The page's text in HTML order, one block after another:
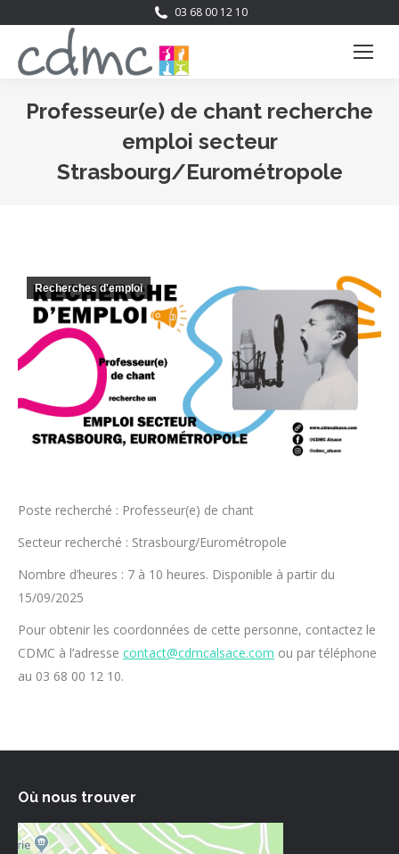
03 68 00 12 10
Professeur(e) de chant recherche
emploi secteur
Strasbourg/Eurométropole
Recherches d'emploi
Poste recherché : Professeur(e) de chant
Secteur recherché : Strasbourg/Eurométropole
Nombre d’heures : 7 à 10 heures. Disponible à partir du
15/09/2025
Pour obtenir les coordonnées de cette personne, contactez le
CDMC à l’adresse contact@cdmcalsace.com ou par téléphone
au 03 68 00 12 10.
Où nous trouver